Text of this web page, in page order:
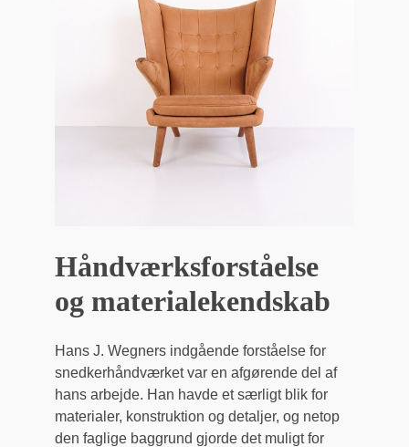
Håndværksforståelse
og materialekendskab
Hans J. Wegners indgående forståelse for
snedkerhåndværket var en afgørende del af
hans arbejde. Han havde et særligt blik for
materialer, konstruktion og detaljer, og netop
den faglige baggrund gjorde det muligt for